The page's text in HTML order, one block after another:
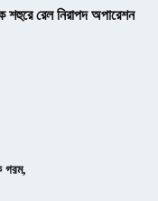
রেল নিরাপদ অপারেশন
গরম,